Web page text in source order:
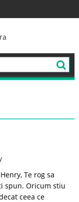
Te rog sa
spun. Oricum stiu
ceea ce